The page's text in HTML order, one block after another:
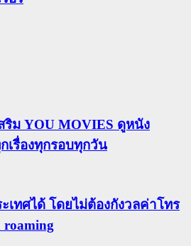
ริม YOU MOVIES ดูหนัง
เรื่องทุกรอบทุกวัน
เทศได้ โดยไม่ต้องกังวลค่าโทร
roaming